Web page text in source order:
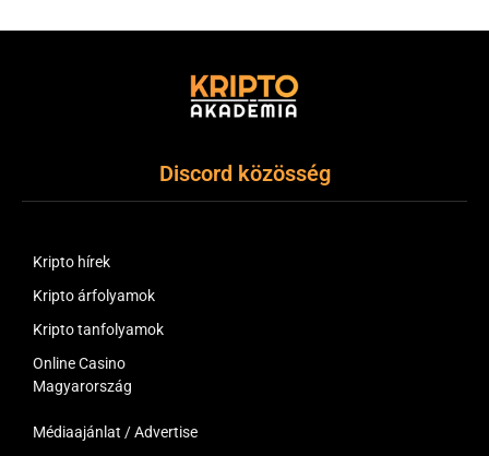
Discord közösség
Kripto hírek
Kripto árfolyamok
Kripto tanfolyamok
Online Casino
Magyarország
Médiaajánlat / Advertise